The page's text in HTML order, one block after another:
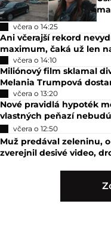
včera o 14:25
Ani včerajší rekord
maximum, čaká už len
včera o 14:10
Miliónový film sklamal
Melania Trumpová
včera o 13:20
Nové pravidlá hypoték
vlastných peňazí
včera o 12:50
Muž predával zeleninu,
zverejnil desivé video,